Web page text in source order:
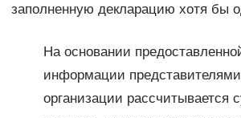
заполненную декларацию хотя бы
На основании
информации представителями
организации рассчитывается